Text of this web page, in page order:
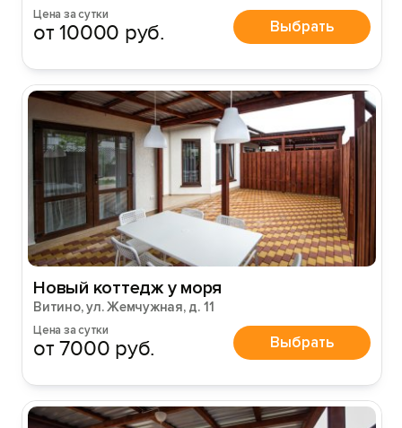
Цена за сутки
от 10000 руб. Выбрать
Новый коттедж у моря
Витино, ул. Жемчужная, д. 11
Цена за сутки
от 7000 руб. Выбрать